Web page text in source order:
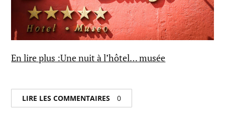
En lire plus :Une nuit à l’hôtel… musée
LIRE LES COMMENTAIRES 0